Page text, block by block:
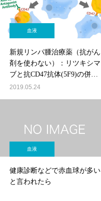
血液
新規リンパ腫治療薬（抗がん
剤を使わない）：リツキシマ
ブと抗CD47抗体(5F9)の併用
療法
2019.05.24
血液
健康診断などで赤血球が多い
と言われたら